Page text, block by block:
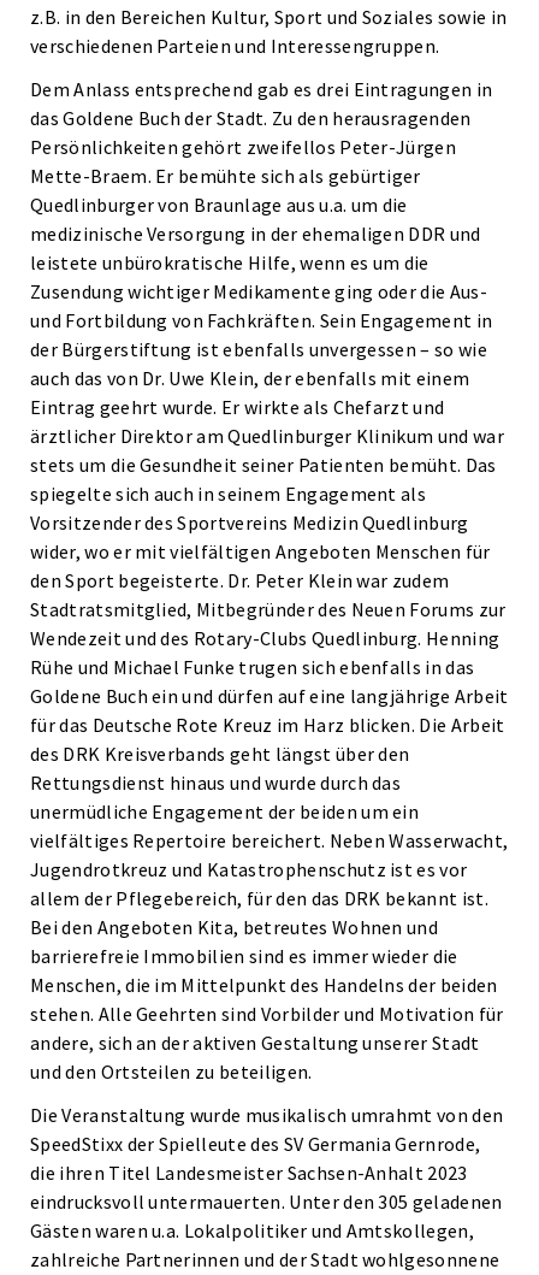
z.B. in den Bereichen Kultur, Sport und Soziales sowie in
verschiedenen Parteien und Interessengruppen.
Dem Anlass entsprechend gab es drei Eintragungen in
das Goldene Buch der Stadt. Zu den herausragenden
Persönlichkeiten gehört zweifellos Peter-Jürgen
Mette-Braem. Er bemühte sich als gebürtiger
Quedlinburger von Braunlage aus u.a. um die
medizinische Versorgung in der ehemaligen DDR und
leistete unbürokratische Hilfe, wenn es um die
Zusendung wichtiger Medikamente ging oder die Aus-
und Fortbildung von Fachkräften. Sein Engagement in
der Bürgerstiftung ist ebenfalls unvergessen – so wie
auch das von Dr. Uwe Klein, der ebenfalls mit einem
Eintrag geehrt wurde. Er wirkte als Chefarzt und
ärztlicher Direktor am Quedlinburger Klinikum und war
stets um die Gesundheit seiner Patienten bemüht. Das
spiegelte sich auch in seinem Engagement als
Vorsitzender des Sportvereins Medizin Quedlinburg
wider, wo er mit vielfältigen Angeboten Menschen für
den Sport begeisterte. Dr. Peter Klein war zudem
Stadtratsmitglied, Mitbegründer des Neuen Forums zur
Wendezeit und des Rotary-Clubs Quedlinburg. Henning
Rühe und Michael Funke trugen sich ebenfalls in das
Goldene Buch ein und dürfen auf eine langjährige Arbeit
für das Deutsche Rote Kreuz im Harz blicken. Die Arbeit
des DRK Kreisverbands geht längst über den
Rettungsdienst hinaus und wurde durch das
unermüdliche Engagement der beiden um ein
vielfältiges Repertoire bereichert. Neben Wasserwacht,
Jugendrotkreuz und Katastrophenschutz ist es vor
allem der Pflegebereich, für den das DRK bekannt ist.
Bei den Angeboten Kita, betreutes Wohnen und
barrierefreie Immobilien sind es immer wieder die
Menschen, die im Mittelpunkt des Handelns der beiden
stehen. Alle Geehrten sind Vorbilder und Motivation für
andere, sich an der aktiven Gestaltung unserer Stadt
und den Ortsteilen zu beteiligen.
Die Veranstaltung wurde musikalisch umrahmt von den
SpeedStixx der Spielleute des SV Germania Gernrode,
die ihren Titel Landesmeister Sachsen-Anhalt 2023
eindrucksvoll untermauerten. Unter den 305 geladenen
Gästen waren u.a. Lokalpolitiker und Amtskollegen,
zahlreiche Partnerinnen und der Stadt wohlgesonnene